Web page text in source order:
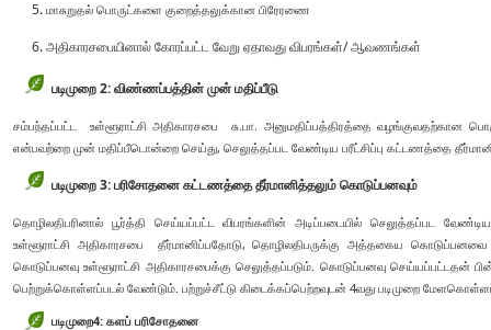
மாசுறுதல் பொருட்களை குறைத்தலுக்கான பிரேரணை
அதிகாரசபையினால் கோரப்பட்ட வேறு ஏதாவது விபரங்கள்/ ஆவணங்கள்
படிமுறை 2: விண்ணப்பத்தின் முன் மதிப்பீடு
சம்பந்தப்பட்ட உள்ளூராட்சி அதிகாரசபை சு.பா. அனுமதிப்பத்திரத்தை வழங்குவதற்கான
என்பவற்றை முன் மதிப்பீடொன்றை செய்து, செலுத்தப்பட வேண்டிய பரீட்சிப்பு கட்டணத்தை
படிமுறை 3: பரிசோதனை கட்டணத்தை தீர்மானித்தலும் கொடுப்பனவும்
தொழிலதிபரினால் பூர்த்தி செய்யப்பட்ட விபரங்களின் அடிப்படையில் செலுத்தப்பட
உள்ளூராட்சி அதிகாரசபை தீர்மானிப்பதோடு, தொழிலதிபருக்கு அத்தகைய
கொடுப்பனவு உள்ளூராட்சி அதிகாரசபைக்கு செலுத்தப்படும். கொடுப்பனவு செய்யப்பட்டதன்
பெற்றுக்கொள்ளப்படல் வேண்டும். பற்றுச்சீட்டு கிடைக்கப்பெற்றவுடன் 4வது படிமுறை
படிமுறை4: களப் பரிசோதனை